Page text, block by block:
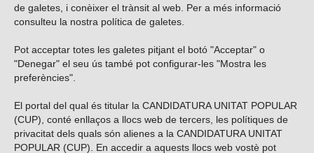
de galetes, i conèixer el trànsit al web. Per a més informació
consulteu la nostra política de galetes
Pot acceptar totes les galetes pitjant el botó "Acceptar" o
"Denegar" el seu ús també pot configurar-les "Mostra les
preferències".
El portal del qual és titular la CANDIDATURA UNITAT POPULAR
(CUP), conté enllaços a llocs web de tercers, les polítiques de
privacitat dels quals són alienes a la CANDIDATURA UNITAT
POPULAR (CUP). En accedir a aquests llocs web vostè pot
Vols subscriure’t al nostre butlletí?
ENVIAR